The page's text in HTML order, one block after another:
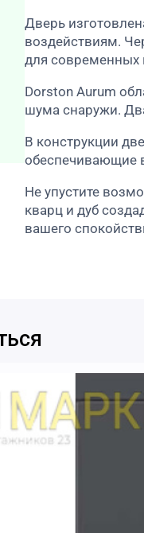
Дверь
воздействиям.
для современных
Dorston Aurum
шума снаружи.
В конструкции
обеспечивающие
Не упустите
кварц и дуб
вашего